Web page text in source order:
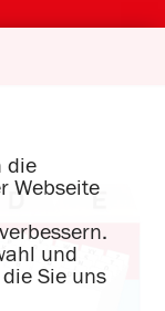
die
Webseite
und
Sie uns